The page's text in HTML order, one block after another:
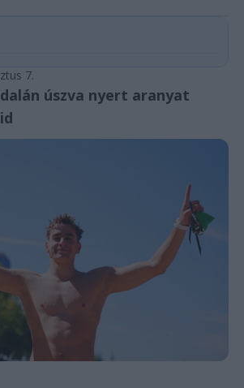
7.
úszva nyert aranyat